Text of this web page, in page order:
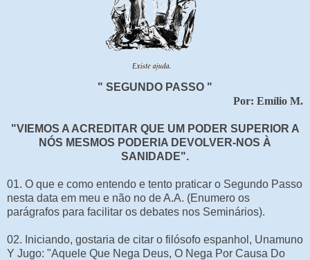
" SEGUNDO PASSO "
Por: Emílio M.
"VIEMOS A ACREDITAR QUE UM PODER SUPERIOR A
NÓS MESMOS PODERIA DEVOLVER-NOS À
SANIDADE".
01. O que e como entendo e tento praticar o Segundo Passo
nesta data em meu e não no de A.A. (Enumero os
parágrafos para facilitar os debates nos Seminários).
02. Iniciando, gostaria de citar o filósofo espanhol, Unamuno
Y Jugo: "Aquele Que Nega Deus, O Nega Por Causa Do